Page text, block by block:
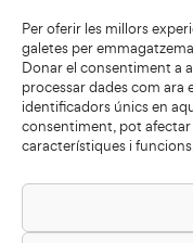
Per oferir les millors
galetes per
Donar el consentiment a
processar dades com
identificadors únics en
consentiment, pot
característiques i
Biblioteca